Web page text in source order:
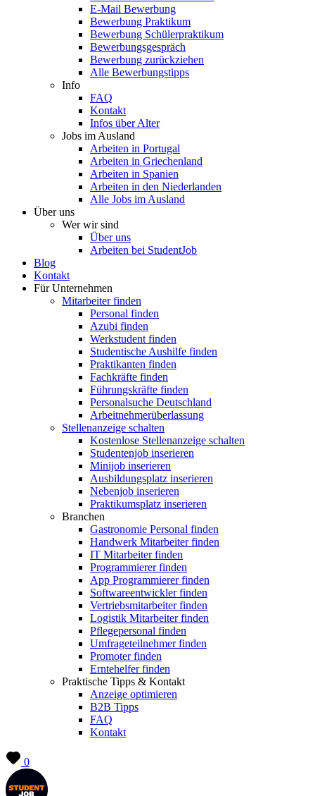
E-Mail Bewerbung
Bewerbung Praktikum
Bewerbung Schülerpraktikum
Bewerbungsgespräch
Bewerbung zurückziehen
Alle Bewerbungstipps
Info
FAQ
Kontakt
Infos über Alter
Jobs im Ausland
Arbeiten in Portugal
Arbeiten in Griechenland
Arbeiten in Spanien
Arbeiten in den Niederlanden
Alle Jobs im Ausland
Über uns
Wer wir sind
Über uns
Arbeiten bei StudentJob
Blog
Kontakt
Für Unternehmen
Mitarbeiter finden
Personal finden
Azubi finden
Werkstudent finden
Studentische Aushilfe finden
Praktikanten finden
Fachkräfte finden
Führungskräfte finden
Personalsuche Deutschland
Arbeitnehmerüberlassung
Stellenanzeige schalten
Kostenlose Stellenanzeige schalten
Studentenjob inserieren
Minijob inserieren
Ausbildungsplatz inserieren
Nebenjob inserieren
Praktikumsplatz inserieren
Branchen
Gastronomie Personal finden
Handwerk Mitarbeiter finden
IT Mitarbeiter finden
Programmierer finden
App Programmierer finden
Softwareentwickler finden
Vertriebsmitarbeiter finden
Logistik Mitarbeiter finden
Pflegepersonal finden
Umfrageteilnehmer finden
Promoter finden
Erntehelfer finden
Praktische Tipps & Kontakt
Anzeige optimieren
B2B Tipps
FAQ
Kontakt
0